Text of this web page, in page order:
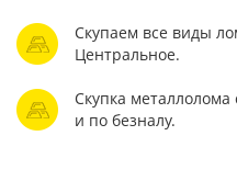
Скупаем все виды
Центральное.
Скупка
и по безналу.